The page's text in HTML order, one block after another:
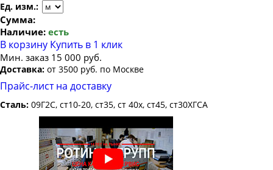
Труба бесшовная 35
Труба бесшовная 36
Труба бесшовная 38
Труба бесшовная 42
Труба бесшовная 45
Труба бесшовная 48
Труба бесшовная 50
Труба бесшовная 51
Труба бесшовная 53
Ед. изм.:
Сумма:
Наличие: есть
В корзину Купить в 1 клик
Мин. заказ 15 000 руб.
Доставка: от 3500 руб. по Москве
Прайс-лист на доставку
Сталь: 09Г2С, ст10-20, ст35, ст 40х, ст45, ст30ХГСА